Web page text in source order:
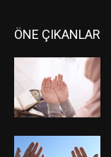
ÖNE ÇIKANLAR